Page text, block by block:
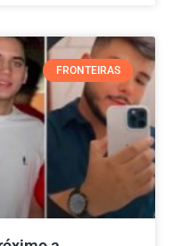
FRONTEIRAS